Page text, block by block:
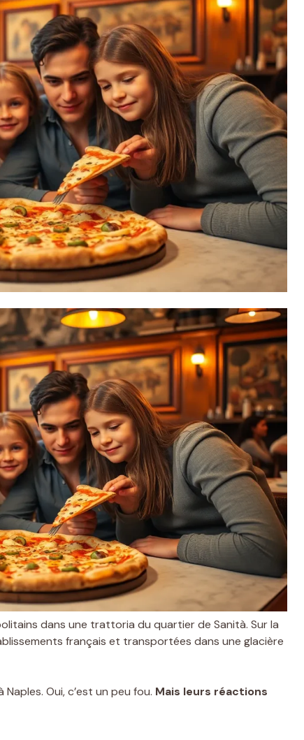
dans une trattoria du quartier de Sanità. Sur la
français et transportées dans une glacière
Oui, c’est un peu fou. Mais leurs réactions